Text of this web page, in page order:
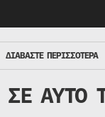
ΔΙΑΒΑΣΤΕ ΠΕΡΙΣΣΟΤΕΡΑ
ΣΕ ΑΥΤΟ